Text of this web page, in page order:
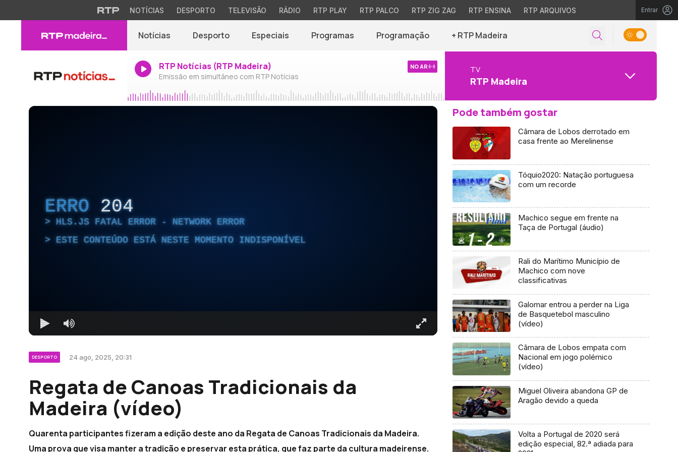
NOTÍCIAS DESPORTO TELEVISÃO RÁDIO RTP PLAY RTP PALCO RTP ZIG ZAG RTP ENSINA RTP ARQUIVOS Entrar
Notícias Desporto Especiais Programas Programação + RTP Madeira
RTP Notícias (RTP Madeira)
Emissão em simultâneo com RTP Notícias
NO AR TV
RTP Madeira
ERRO 204
HLS.JS FATAL ERROR - NETWORK ERROR
ESTE CONTEÚDO ESTÁ NESTE MOMENTO INDISPONÍVEL
DESPORTO 24 ago, 2025, 20:31
Regata de Canoas Tradicionais da
Madeira (vídeo)
Quarenta participantes fizeram a edição deste ano da Regata de Canoas Tradicionais da Madeira.
Uma prova que visa manter a tradição e preservar esta prática, que faz parte da cultura madeirense.
Pode também gostar
Câmara de Lobos derrotado em
casa frente ao Merelinense
Tóquio2020: Natação portuguesa
com um recorde
Machico segue em frente na
Taça de Portugal (áudio)
Rali do Marítimo Município de
Machico com nove
classificativas
Galomar entrou a perder na Liga
de Basquetebol masculino
(vídeo)
Câmara de Lobos empata com
Nacional em jogo polémico
(vídeo)
Miguel Oliveira abandona GP de
Aragão devido a queda
Volta a Portugal de 2020 será
edição especial, 82.ª adiada para